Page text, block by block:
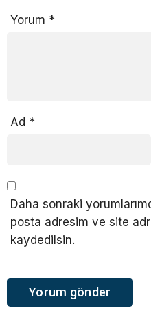
Yorum *
Ad *
Daha sonraki
posta adresim ve site
kaydedilsin.